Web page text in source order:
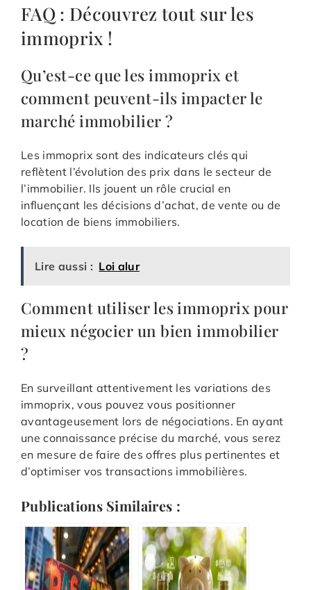
FAQ : Découvrez tout sur les
immoprix !
Qu’est-ce que les immoprix et
comment peuvent-ils impacter le
marché immobilier ?
Les immoprix sont des indicateurs clés qui
reflètent l’évolution des prix dans le secteur de
l’immobilier. Ils jouent un rôle crucial en
influençant les décisions d’achat, de vente ou de
location de biens immobiliers.
Lire aussi : Loi alur
Comment utiliser les immoprix pour
mieux négocier un bien immobilier
?
En surveillant attentivement les variations des
immoprix, vous pouvez vous positionner
avantageusement lors de négociations. En ayant
une connaissance précise du marché, vous serez
en mesure de faire des offres plus pertinentes et
d’optimiser vos transactions immobilières.
Publications Similaires :